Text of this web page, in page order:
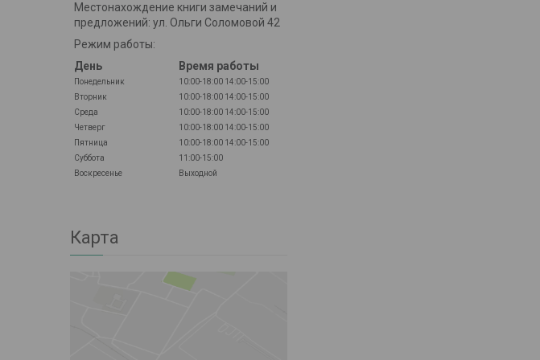
Местонахождение книги замечаний и
предложений: ул. Ольги Соломовой 42
Режим работы:
День
Время работы
Понедельник 10:00-18:00 14:00-15:00
Вторник
10:00-18:00 14:00-15:00
Среда
10:00-18:00 14:00-15:00
Четверг
10:00-18:00 14:00-15:00
Пятница
10:00-18:00 14:00-15:00
Суббота
11:00-15:00
Воскресенье
Выходной
Карта